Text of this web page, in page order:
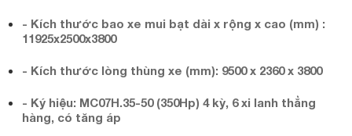
- Kích thước bao xe mui bạt dài x rộng x cao (mm) :
11925x2500x3800
- Kích thước lòng thùng xe (mm): 9500 x 2360 x 3800
- Ký hiệu: MC07H.35-50 (350Hp) 4 kỳ, 6 xi lanh thẳng
hàng, có tăng áp